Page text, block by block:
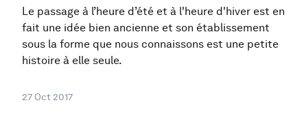
Le passage à l’heure d’été et à l'heure d'hiver est en
fait une idée bien ancienne et son établissement
sous la forme que nous connaissons est une petite
histoire à elle seule.
27 Oct 2017